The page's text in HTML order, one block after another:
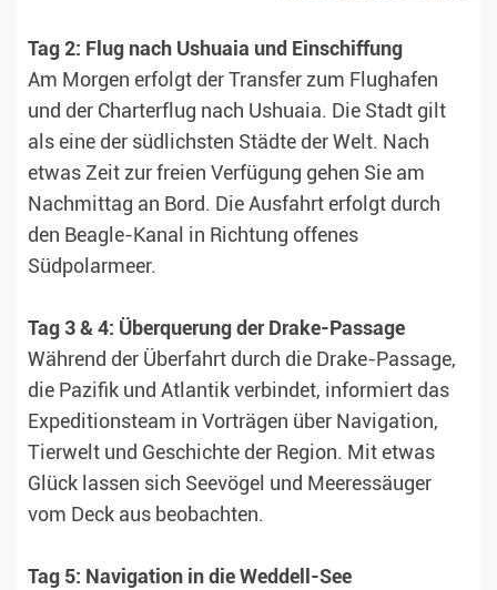
Tag 2: Flug nach Ushuaia und Einschiffung
Am Morgen erfolgt der Transfer zum Flughafen
und der Charterflug nach Ushuaia. Die Stadt gilt
als eine der südlichsten Städte der Welt. Nach
etwas Zeit zur freien Verfügung gehen Sie am
Nachmittag an Bord. Die Ausfahrt erfolgt durch
den Beagle-Kanal in Richtung offenes
Südpolarmeer.
Tag 3 & 4: Überquerung der Drake-Passage
Während der Überfahrt durch die Drake-Passage,
die Pazifik und Atlantik verbindet, informiert das
Expeditionsteam in Vorträgen über Navigation,
Tierwelt und Geschichte der Region. Mit etwas
Glück lassen sich Seevögel und Meeressäuger
vom Deck aus beobachten.
Tag 5: Navigation in die Weddell-See